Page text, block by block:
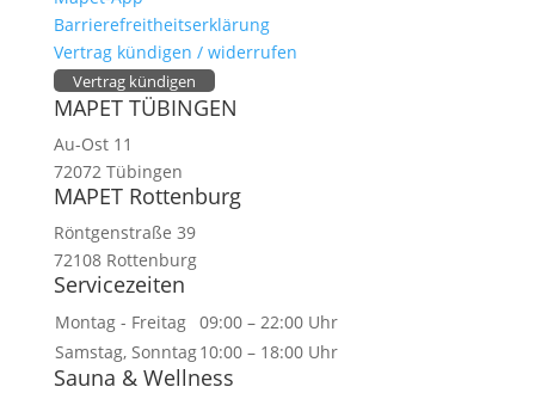
Barrierefreitheitserklärung
Vertrag kündigen / widerrufen
Vertrag kündigen
MAPET TÜBINGEN
Au-Ost 11
72072 Tübingen
MAPET Rottenburg
Röntgenstraße 39
72108 Rottenburg
Servicezeiten
Montag - Freitag 09:00 – 22:00 Uhr
Samstag, Sonntag10:00 – 18:00 Uhr
Sauna & Wellness